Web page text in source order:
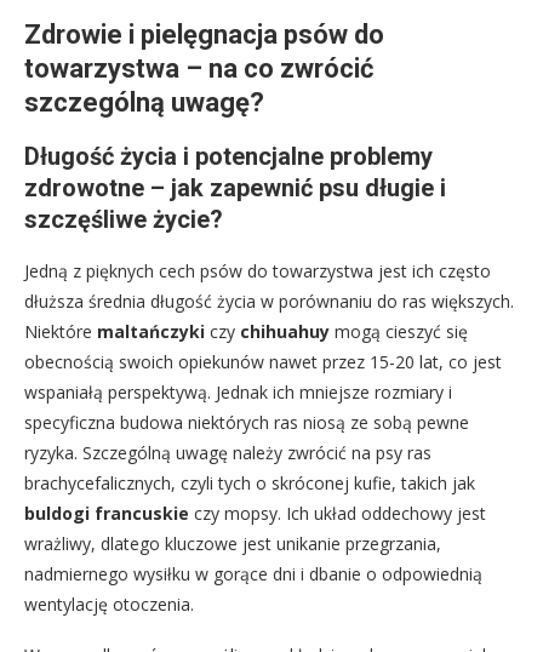
Zdrowie i pielęgnacja psów do
towarzystwa – na co zwrócić
szczególną uwagę?
Długość życia i potencjalne problemy
zdrowotne – jak zapewnić psu długie i
szczęśliwe życie?
Jedną z pięknych cech psów do towarzystwa jest ich często
dłuższa średnia długość życia w porównaniu do ras większych.
Niektóre maltańczyki czy chihuahuy mogą cieszyć się
obecnością swoich opiekunów nawet przez 15-20 lat, co jest
wspaniałą perspektywą. Jednak ich mniejsze rozmiary i
specyficzna budowa niektórych ras niosą ze sobą pewne
ryzyka. Szczególną uwagę należy zwrócić na psy ras
brachycefalicznych, czyli tych o skróconej kufie, takich jak
buldogi francuskie czy mopsy. Ich układ oddechowy jest
wrażliwy, dlatego kluczowe jest unikanie przegrzania,
nadmiernego wysiłku w gorące dni i dbanie o odpowiednią
wentylację otoczenia.